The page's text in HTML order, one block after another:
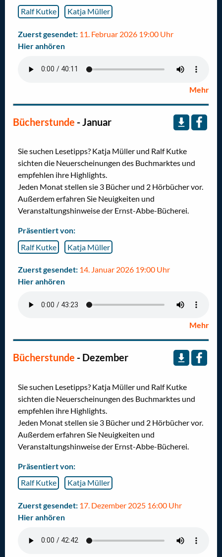
Ralf Kutke
Katja Müller
Zuerst gesendet: 11. Februar 2026 19:00 Uhr
Hier anhören
Mehr
Bücherstunde - Januar
Sie suchen Lesetipps? Katja Müller und Ralf Kutke
sichten die Neuerscheinungen des Buchmarktes und
empfehlen ihre Highlights.
Jeden Monat stellen sie 3 Bücher und 2 Hörbücher vor.
Außerdem erfahren Sie Neuigkeiten und
Veranstaltungshinweise der Ernst-Abbe-Bücherei.
Präsentiert von:
Ralf Kutke
Katja Müller
Zuerst gesendet: 14. Januar 2026 19:00 Uhr
Hier anhören
Mehr
Bücherstunde - Dezember
Sie suchen Lesetipps? Katja Müller und Ralf Kutke
sichten die Neuerscheinungen des Buchmarktes und
empfehlen ihre Highlights.
Jeden Monat stellen sie 3 Bücher und 2 Hörbücher vor.
Außerdem erfahren Sie Neuigkeiten und
Veranstaltungshinweise der Ernst-Abbe-Bücherei.
Präsentiert von:
Ralf Kutke
Katja Müller
Zuerst gesendet: 17. Dezember 2025 16:00 Uhr
Hier anhören